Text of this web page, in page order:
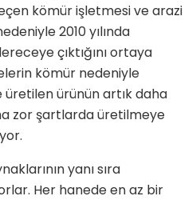
kömür işletmesi ve arazi
2010 yılında
çıktığını ortaya
kömür nedeniyle
ürünün artık daha
zor şartlarda üretilmeye
yanı sıra
Her hanede en az bir